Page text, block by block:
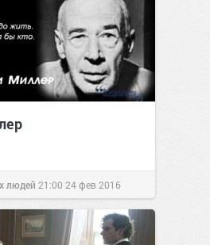
людей 21:00 24 фев 2016